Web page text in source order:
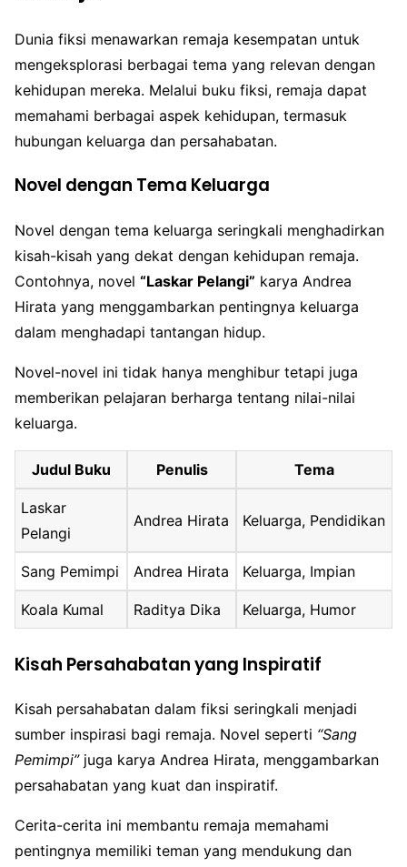
Dunia fiksi menawarkan remaja kesempatan untuk
mengeksplorasi berbagai tema yang relevan dengan
kehidupan mereka. Melalui buku fiksi, remaja dapat
memahami berbagai aspek kehidupan, termasuk
hubungan keluarga dan persahabatan.
Novel dengan Tema Keluarga
Novel dengan tema keluarga seringkali menghadirkan
kisah-kisah yang dekat dengan kehidupan remaja.
Contohnya, novel “Laskar Pelangi” karya Andrea
Hirata yang menggambarkan pentingnya keluarga
dalam menghadapi tantangan hidup.
Novel-novel ini tidak hanya menghibur tetapi juga
memberikan pelajaran berharga tentang nilai-nilai
keluarga.
Judul Buku Penulis Tema
Laskar
Pelangi
Andrea Hirata Keluarga, Pendidikan
Sang Pemimpi Andrea Hirata Keluarga, Impian
Koala Kumal Raditya Dika Keluarga, Humor
Kisah Persahabatan yang Inspiratif
Kisah persahabatan dalam fiksi seringkali menjadi
sumber inspirasi bagi remaja. Novel seperti “Sang
Pemimpi”juga karya Andrea Hirata, menggambarkan
persahabatan yang kuat dan inspiratif.
Cerita-cerita ini membantu remaja memahami
pentingnya memiliki teman yang mendukung dan